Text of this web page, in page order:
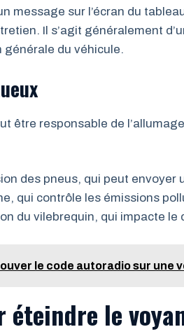
message sur l’écran du
Il s’agit généralement
générale du véhicule.
être responsable de
des pneus, qui peut envoyer
qui contrôle les émissions
du vilebrequin, qui impacte le
le code autoradio sur une
éteindre le